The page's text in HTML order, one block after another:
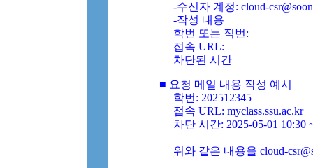
-수신자 계정: cloud-
-작성 내용
학번 또는 직번:
접속 URL:
차단된 시간
■ 요청 메일 내용 작성 예시
학번: 202512345
접속 URL: myclass.ssu.ac.kr
차단 시간: 2025-05-01 10:30
위와 같은 내용을 cloud-